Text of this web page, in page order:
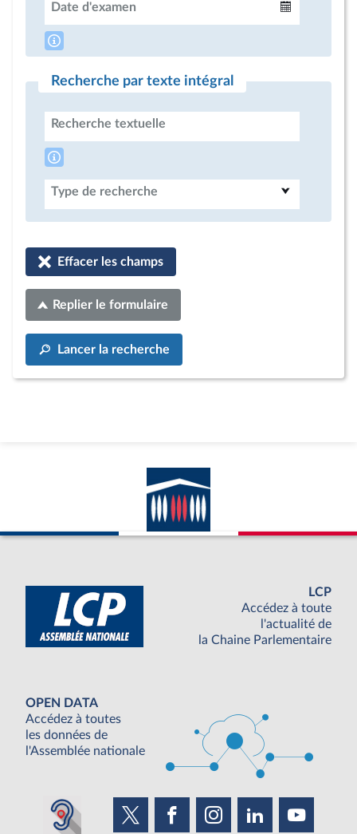
Date d'examen
Recherche par texte intégral
Recherche textuelle
Type de recherche
Effacer les champs
Replier le formulaire
Lancer la recherche
LCP
Accédez à toute
l'actualité de
la Chaine Parlementaire
OPEN DATA
Accédez à toutes
les données de
l'Assemblée nationale